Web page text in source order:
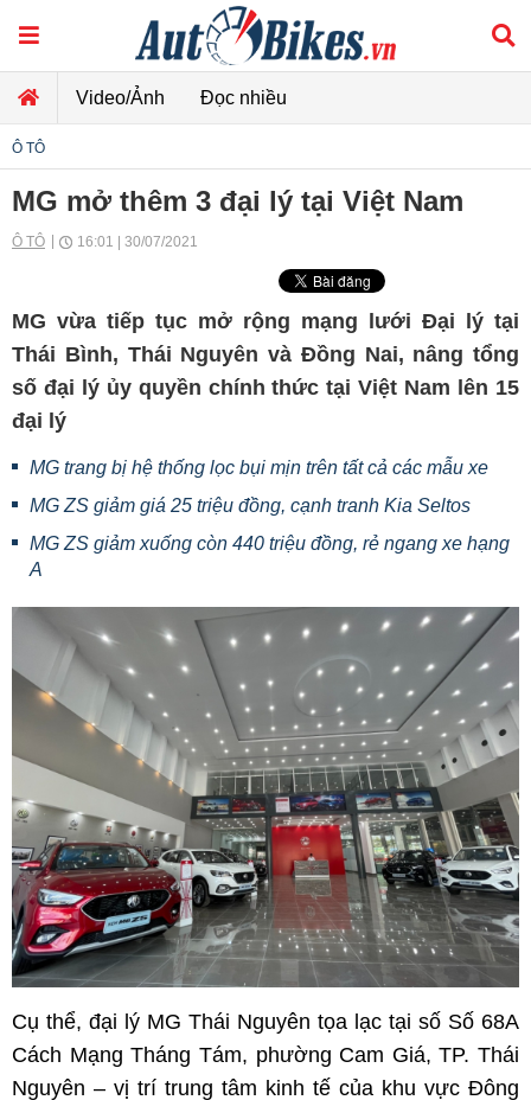
Video/Ảnh Đọc nhiều
Ô TÔ
MG mở thêm 3 đại lý tại Việt Nam
Ô TÔ 16:01 | 30/07/2021
MG vừa tiếp tục mở rộng mạng lưới Đại lý tại
Thái Bình, Thái Nguyên và Đồng Nai, nâng tổng
số đại lý ủy quyền chính thức tại Việt Nam lên 15
đại lý
MG trang bị hệ thống lọc bụi mịn trên tất cả các mẫu xe
MG ZS giảm giá 25 triệu đồng, cạnh tranh Kia Seltos
MG ZS giảm xuống còn 440 triệu đồng, rẻ ngang xe hạng
A
Cụ thể, đại lý MG Thái Nguyên tọa lạc tại số Số 68A
Cách Mạng Tháng Tám, phường Cam Giá, TP. Thái
Nguyên – vị trí trung tâm kinh tế của khu vực Đông